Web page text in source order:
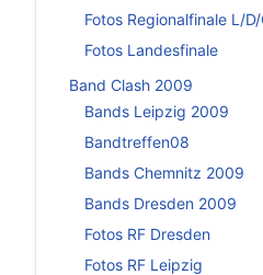
Fotos Regionalfinale L/
Fotos Landesfinale
Band Clash 2009
Bands Leipzig 2009
Bandtreffen08
Bands Chemnitz 2009
Bands Dresden 2009
Fotos RF Dresden
Fotos RF Leipzig